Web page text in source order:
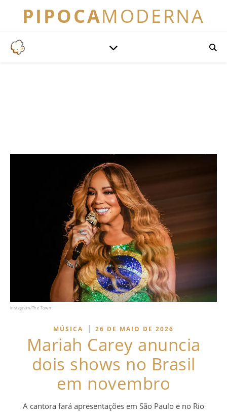
PIPOCAMODERNA
Instagram/The Town
MÚSICA | 26 DE MAIO DE 2026
Mariah Carey anuncia
dois shows no Brasil
em novembro
A cantora fará apresentações em São Paulo e no Rio